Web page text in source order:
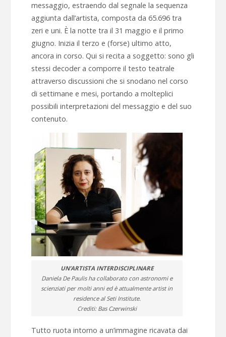
messaggio, estraendo dal segnale la sequenza
aggiunta dall’artista, composta da 65.696 tra
zeri e uni. È la notte tra il 31 maggio e il primo
giugno. Inizia il terzo e (forse) ultimo atto,
ancora in corso. Qui si recita a soggetto: sono gli
stessi decoder a comporre il testo teatrale
attraverso discussioni che si snodano nel corso
di settimane e mesi, portando a molteplici
possibili interpretazioni del messaggio e del suo
contenuto.
UN’ARTISTA INTERDISCIPLINARE
Daniela De Paulis ha collaborato con astronomi e
scienziati per molti anni ed è attualmente artist in
residence al Seti Institute.
Crediti: Bas Czerwinski
Tutto ruota intorno a un’immagine ricavata dai